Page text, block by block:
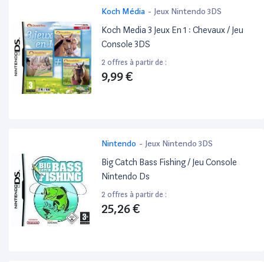
Koch Média - Jeux Nintendo 3DS
Koch Media 3 Jeux En 1 : Chevaux / Jeu
Console 3DS
2 offres à partir de :
9,99 €
Nintendo - Jeux Nintendo 3DS
Big Catch Bass Fishing / Jeu Console
Nintendo Ds
2 offres à partir de :
25,26 €